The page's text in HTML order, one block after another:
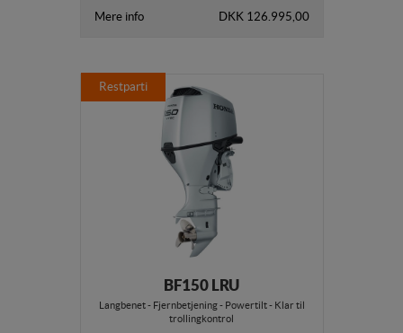
Mere info DKK 126.995,00
Restparti
BF150 LRU
Langbenet - Fjernbetjening - Powertilt - Klar til
trollingkontrol